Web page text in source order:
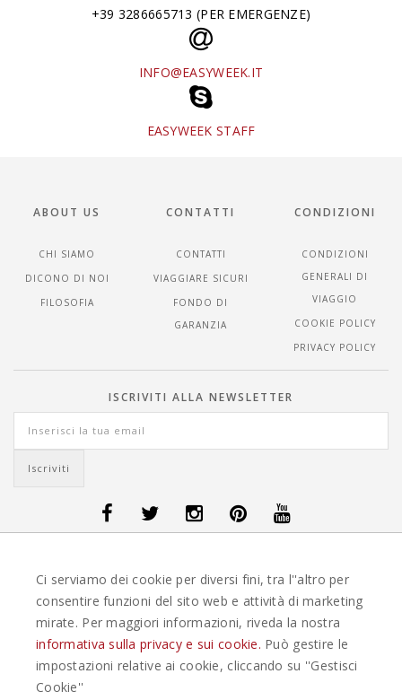
+39 3286665713 (PER EMERGENZE)
INFO@EASYWEEK.IT
EASYWEEK STAFF
ABOUT US
CHI SIAMO
DICONO DI NOI
FILOSOFIA
CONTATTI
CONTATTI
VIAGGIARE SICURI
FONDO DI
GARANZIA
CONDIZIONI
CONDIZIONI
GENERALI DI
VIAGGIO
COOKIE POLICY
PRIVACY POLICY
ISCRIVITI ALLA NEWSLETTER
VIAGGI GUATEMALA -OFFERTE VIAGGI ISLANDA -OFFERTE VIAGGI
OFFERTE VIAGGI MAURITIUS OFFERTE VIAGGI MESSICO
OFFERTE VIAGGI NORVEGIA- OFFERTE VIAGGI PORTOGALLO-
OFFERTE VIAGGI SEYCHELLES-OFFERTE VIAGGI SPAGNA-OFFERTE
EASYWEEKS TOUR OPERATOR © 2026 COPYRIGHT EASYWEEK. TUTTI I DIRITTI
RISERVATI |
Ci serviamo dei cookie per diversi fini, tra l''altro per
consentire funzioni del sito web e attività di marketing
mirate. Per maggiori informazioni, riveda la nostra
informativa sulla privacy e sui cookie. Può gestire le
impostazioni relative ai cookie, cliccando su ''Gestisci
Cookie''